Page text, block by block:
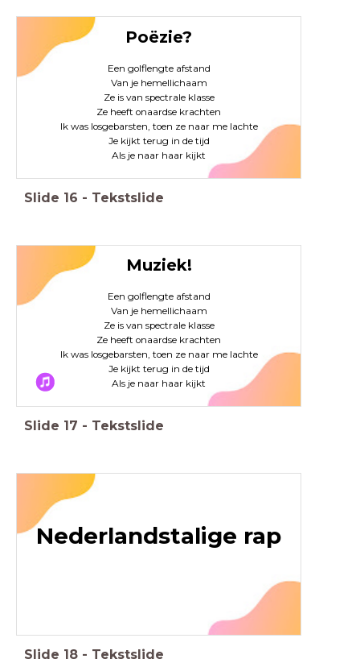
Poëzie?
Een golflengte afstand
Van je hemellichaam
Ze is van spectrale klasse
Ze heeft onaardse krachten
Ik was losgebarsten, toen ze naar me lachte
Je kijkt terug in de tijd
Als je naar haar kijkt
Slide 16 - Tekstslide
Muziek!
Een golflengte afstand
Van je hemellichaam
Ze is van spectrale klasse
Ze heeft onaardse krachten
Ik was losgebarsten, toen ze naar me lachte
Je kijkt terug in de tijd
Als je naar haar kijkt
Slide 17 - Tekstslide
Nederlandstalige rap
Slide 18 - Tekstslide